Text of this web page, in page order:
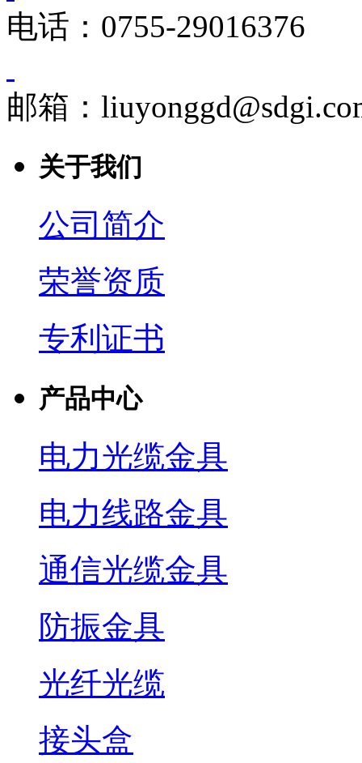
电话：0755-29016376
邮箱：
关于我们
公司简介
荣誉资质
专利证书
产品中心
电力光缆金具
电力线路金具
通信光缆金具
防振金具
光纤光缆
接头盒